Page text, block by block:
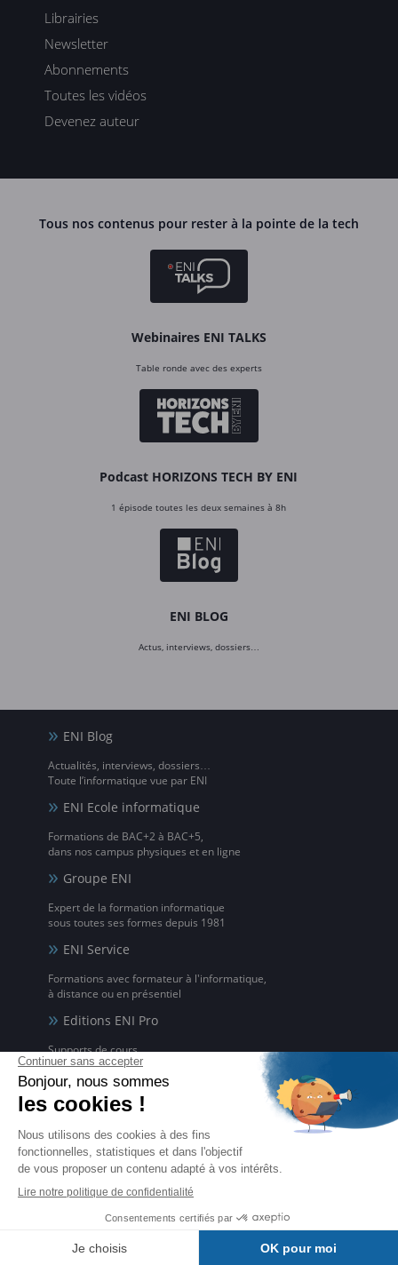
Librairies
Newsletter
Abonnements
Toutes les vidéos
Devenez auteur
Tous nos contenus pour rester à la pointe de la tech
Webinaires ENI TALKS
Table ronde avec des experts
Podcast HORIZONS TECH BY ENI
1 épisode toutes les deux semaines à 8h
ENI BLOG
Actus, interviews, dossiers…
ENI Blog
Actualités, interviews, dossiers…
Toute l’informatique vue par ENI
ENI Ecole informatique
Formations de BAC+2 à BAC+5,
dans nos campus physiques et en ligne
Groupe ENI
Expert de la formation informatique
sous toutes ses formes depuis 1981
ENI Service
Formations avec formateur à l'informatique,
à distance ou en présentiel
Editions ENI Pro
Supports de cours
pour les organismes de formation
ENI elearning
La solution de formation à l'informatique en ligne,
disponible en 5 langues
Certifications ENI
Certifications à l'informatique